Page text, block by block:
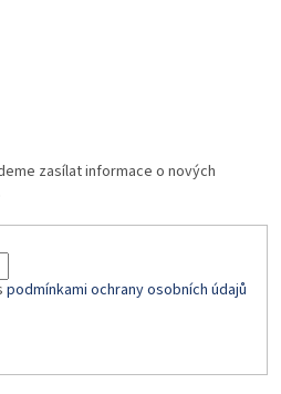
zasílat informace o nových
podmínkami ochrany osobních údajů